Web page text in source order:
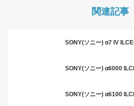
関連記事
SONY(ソニー) α7 IV
SONY(ソニー) α6000
SONY(ソニー) α6100